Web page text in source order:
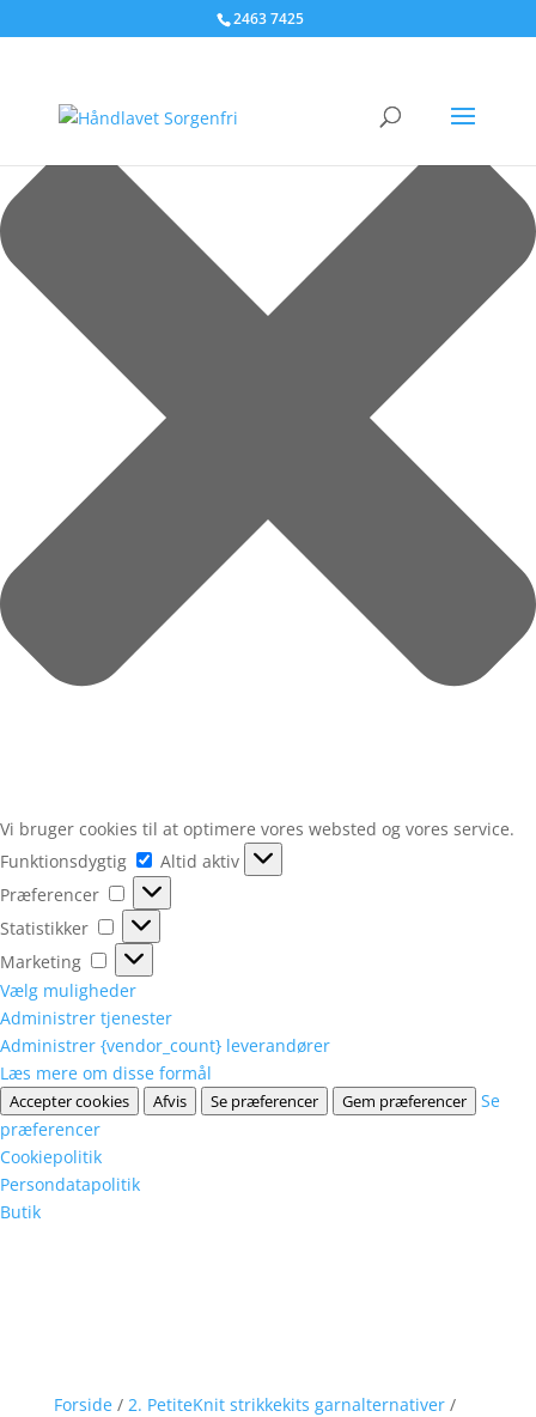
Administrer samtykke til cookies
Vi bruger cookies til at optimere vores websted og vores service.
Funktionsdygtig
Funktionsdygtig
Altid aktiv
Præferencer
Præferencer
Statistikker
Statistikker
Marketing
Marketing
Vælg muligheder
Administrer tjenester
Administrer {vendor_count} leverandører
Læs mere om disse formål
Accepter cookies Afvis Se præferencer Gem præferencer
Se
præferencer
Cookiepolitik
Persondatapolitik
Butik
2463 7425
Forside/ 2. PetiteKnit strikkekits garnalternativer/